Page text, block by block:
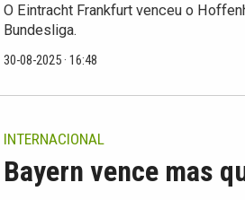
O Eintracht Frankfurt venceu o
Bundesliga.
30-08-2025 · 16:48
INTERNACIONAL
Bayern vence mas